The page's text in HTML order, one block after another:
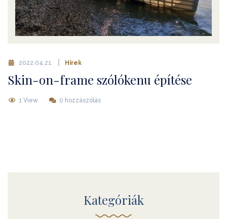
2022.04.21. Hírek
Skin-on-frame szólókenu építése
1 View 0 hozzászólás
Kategóriák